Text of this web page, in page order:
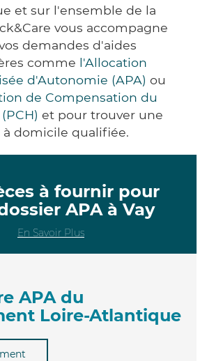
et sur l'ensemble de la
vous accompagne
demandes d'aides
comme l'Allocation
d'Autonomie (APA) ou
de Compensation du
et pour trouver une
à domicile qualifiée.
à fournir pour
APA à Vay
En Savoir Plus
APA du
Loire-Atlantique